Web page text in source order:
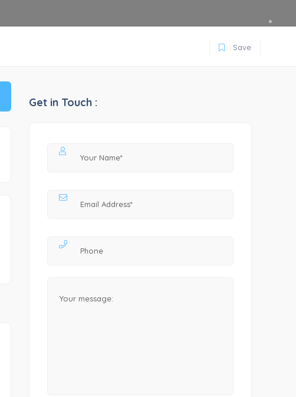
Save
Get in Touch :